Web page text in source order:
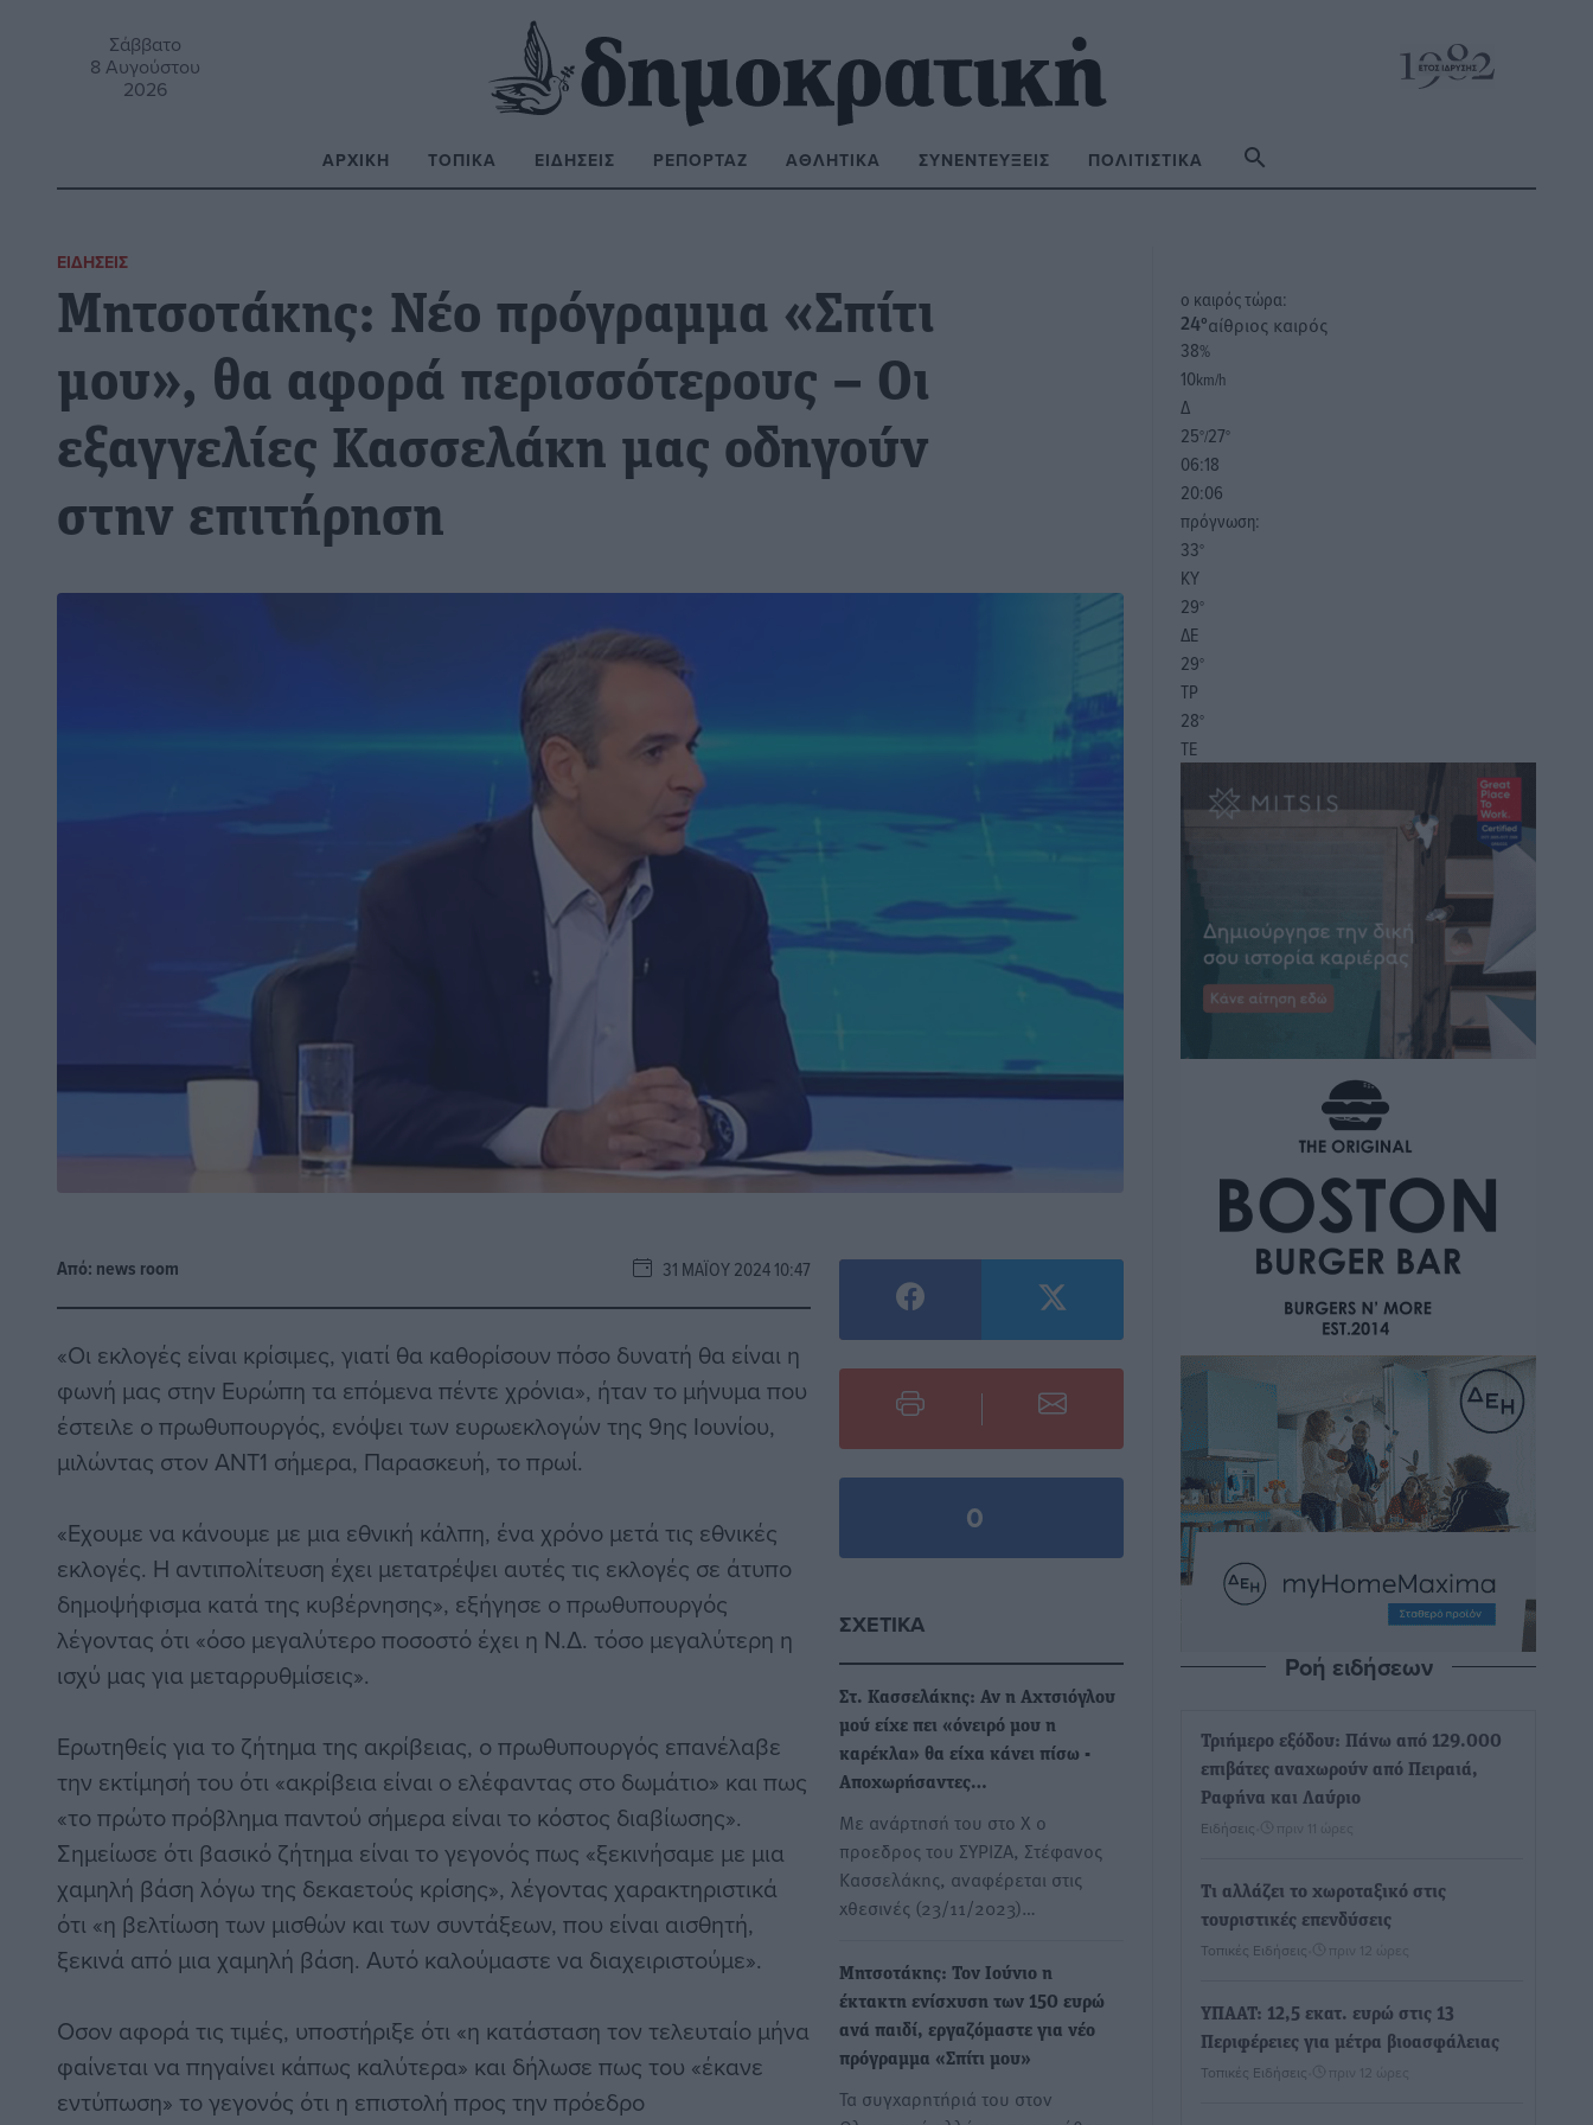
Σάββατο
8 Αυγούστου
2026
ΑΡΧΙΚΉ ΤΟΠΙΚΆ ΕΙΔΉΣΕΙΣ ΡΕΠΟΡΤΆΖ ΑΘΛΗΤΙΚΆ ΣΥΝΕΝΤΕΎΞΕΙΣ ΠΟΛΙΤΙΣΤΙΚΆ
ΕΙΔΉΣΕΙΣ
Μητσοτάκης: Νέο πρόγραμμα «Σπίτι
μου», θα αφορά περισσότερους – Οι
εξαγγελίες Κασσελάκη μας οδηγούν
στην επιτήρηση
Από: news room 31 ΜΑΪ́ΟΥ 2024 10:47
«Οι εκλογές είναι κρίσιμες, γιατί θα καθορίσουν πόσο δυνατή θα είναι η
φωνή μας στην Ευρώπη τα επόμενα πέντε χρόνια», ήταν το μήνυμα που
έστειλε ο πρωθυπουργός, ενόψει των ευρωεκλογών της 9ης Ιουνίου,
μιλώντας στον ΑΝΤ1 σήμερα, Παρασκευή, το πρωί.
«Εχουμε να κάνουμε με μια εθνική κάλπη, ένα χρόνο μετά τις εθνικές
εκλογές. Η αντιπολίτευση έχει μετατρέψει αυτές τις εκλογές σε άτυπο
δημοψήφισμα κατά της κυβέρνησης», εξήγησε ο πρωθυπουργός
λέγοντας ότι «όσο μεγαλύτερο ποσοστό έχει η Ν.Δ. τόσο μεγαλύτερη η
ισχύ μας για μεταρρυθμίσεις».
Ερωτηθείς για το ζήτημα της ακρίβειας, ο πρωθυπουργός επανέλαβε
την εκτίμησή του ότι «ακρίβεια είναι ο ελέφαντας στο δωμάτιο» και πως
«το πρώτο πρόβλημα παντού σήμερα είναι το κόστος διαβίωσης».
Σημείωσε ότι βασικό ζήτημα είναι το γεγονός πως «ξεκινήσαμε με μια
χαμηλή βάση λόγω της δεκαετούς κρίσης», λέγοντας χαρακτηριστικά
ότι «η βελτίωση των μισθών και των συντάξεων, που είναι αισθητή,
ξεκινά από μια χαμηλή βάση. Αυτό καλούμαστε να διαχειριστούμε».
Οσον αφορά τις τιμές, υποστήριξε ότι «η κατάσταση τον τελευταίο μήνα
φαίνεται να πηγαίνει κάπως καλύτερα» και δήλωσε πως του «έκανε
εντύπωση» το γεγονός ότι η επιστολή προς την πρόεδρο
0
ΣΧΕΤΙΚΆ
Στ. Κασσελάκης: Αν η Αχτσιόγλου
μού είχε πει «όνειρό μου η
καρέκλα» θα είχα κάνει πίσω -
Αποχωρήσαντες…
Με ανάρτησή του στο X ο
προεδρος του ΣΥΡΙΖΑ, Στέφανος
Κασσελάκης, αναφέρεται στις
χθεσινές (23/11/2023)…
Μητσοτάκης: Τον Ιούνιο η
έκτακτη ενίσχυση των 150 ευρώ
ανά παιδί, εργαζόμαστε για νέο
πρόγραμμα «Σπίτι μου»
Τα συγχαρητήριά του στον
o καιρός τώρα:
24°αίθριος καιρός
38%
10km/h
Δ
25°/27°
06:18
20:06
πρόγνωση:
33°
ΚΥ
29°
ΔΕ
29°
ΤΡ
28°
ΤΕ
Ροή ειδήσεων
Τριήμερο εξόδου: Πάνω από 129.000
επιβάτες αναχωρούν από Πειραιά,
Ραφήνα και Λαύριο
Ειδήσεις πριν 11 ώρες
Τι αλλάζει το χωροταξικό στις
τουριστικές επενδύσεις
Τοπικές Ειδήσεις πριν 12 ώρες
ΥΠΑΑΤ: 12,5 εκατ. ευρώ στις 13
Περιφέρειες για μέτρα βιοασφάλειας
Τοπικές Ειδήσεις πριν 12 ώρες